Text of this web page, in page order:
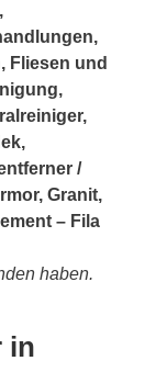
Fliesen und
/
Granit,
– Fila
haben.
in